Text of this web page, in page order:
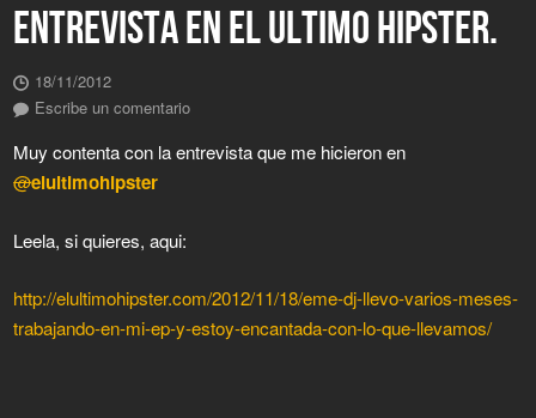
ENTREVISTA EN EL ULTIMO HIPSTER.
18/11/2012
Escribe un comentario
Muy contenta con la entrevista que me hicieron en
@elultimohipster
Leela, si quieres, aqui:
http://elultimohipster.com/2012/11/18/eme-dj-llevo-varios-meses-
trabajando-en-mi-ep-y-estoy-encantada-con-lo-que-llevamos/